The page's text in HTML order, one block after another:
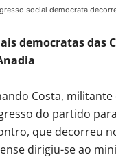
social democrata
democratas das
Costa, militante
do partido
que decorreu
dirigiu-se ao